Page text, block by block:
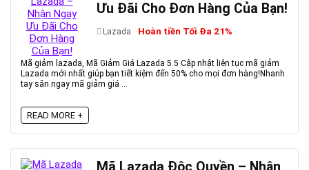
Ưu Đãi Cho Đơn Hàng Của Bạn!
Lazada Hoàn tiền Tối Đa 21%
Mã giảm lazada, Mã Giảm Giá Lazada 5.5 Cập nhật liên tục mã giảm
Lazada mới nhất giúp bạn tiết kiệm đến 50% cho mọi đơn hàng!Nhanh
tay săn ngay mã giảm giá ...
READ MORE +